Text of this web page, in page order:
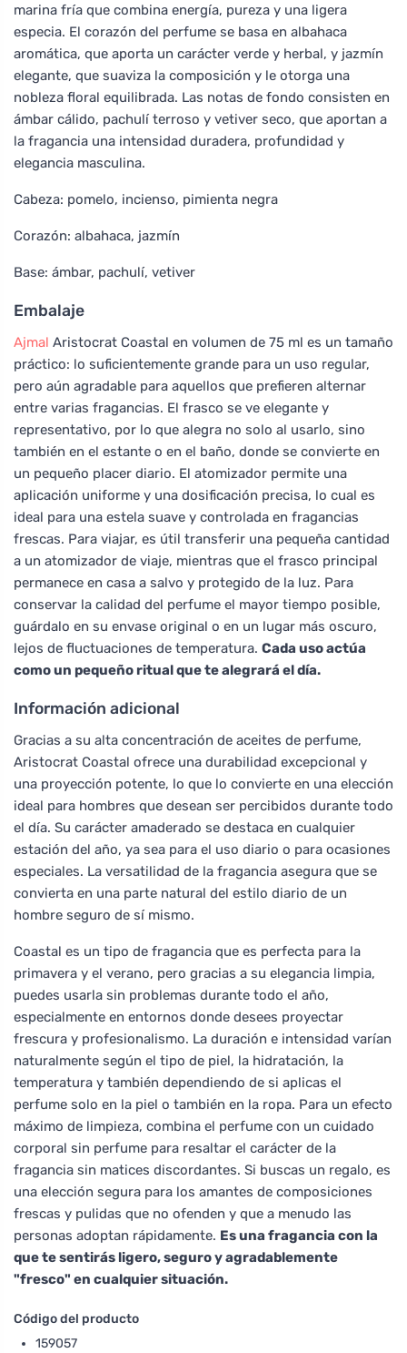
marina fría que combina energía, pureza y una ligera
especia. El corazón del perfume se basa en albahaca
aromática, que aporta un carácter verde y herbal, y jazmín
elegante, que suaviza la composición y le otorga una
nobleza floral equilibrada. Las notas de fondo consisten en
ámbar cálido, pachulí terroso y vetiver seco, que aportan a
la fragancia una intensidad duradera, profundidad y
elegancia masculina.
Cabeza: pomelo, incienso, pimienta negra
Corazón: albahaca, jazmín
Base: ámbar, pachulí, vetiver
Embalaje
Ajmal Aristocrat Coastal en volumen de 75 ml es un tamaño
práctico: lo suficientemente grande para un uso regular,
pero aún agradable para aquellos que prefieren alternar
entre varias fragancias. El frasco se ve elegante y
representativo, por lo que alegra no solo al usarlo, sino
también en el estante o en el baño, donde se convierte en
un pequeño placer diario. El atomizador permite una
aplicación uniforme y una dosificación precisa, lo cual es
ideal para una estela suave y controlada en fragancias
frescas. Para viajar, es útil transferir una pequeña cantidad
a un atomizador de viaje, mientras que el frasco principal
permanece en casa a salvo y protegido de la luz. Para
conservar la calidad del perfume el mayor tiempo posible,
guárdalo en su envase original o en un lugar más oscuro,
lejos de fluctuaciones de temperatura. Cada uso actúa
como un pequeño ritual que te alegrará el día.
Información adicional
Gracias a su alta concentración de aceites de perfume,
Aristocrat Coastal ofrece una durabilidad excepcional y
una proyección potente, lo que lo convierte en una elección
ideal para hombres que desean ser percibidos durante todo
el día. Su carácter amaderado se destaca en cualquier
estación del año, ya sea para el uso diario o para ocasiones
especiales. La versatilidad de la fragancia asegura que se
convierta en una parte natural del estilo diario de un
hombre seguro de sí mismo.
Coastal es un tipo de fragancia que es perfecta para la
primavera y el verano, pero gracias a su elegancia limpia,
puedes usarla sin problemas durante todo el año,
especialmente en entornos donde desees proyectar
frescura y profesionalismo. La duración e intensidad varían
naturalmente según el tipo de piel, la hidratación, la
temperatura y también dependiendo de si aplicas el
perfume solo en la piel o también en la ropa. Para un efecto
máximo de limpieza, combina el perfume con un cuidado
corporal sin perfume para resaltar el carácter de la
fragancia sin matices discordantes. Si buscas un regalo, es
una elección segura para los amantes de composiciones
frescas y pulidas que no ofenden y que a menudo las
personas adoptan rápidamente. Es una fragancia con la
que te sentirás ligero, seguro y agradablemente
"fresco" en cualquier situación.
Código del producto
159057